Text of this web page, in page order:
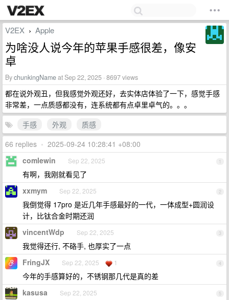
V2EX › Apple
为啥没人说今年的苹果手感很差，像安
卓
BychunkingNameat Sep 22, 2025 · 8697 views
都在说外观丑，但我感觉外观还好，去实体店体验了一下，感觉手感
非常差，一点质感都没有，连系统都有点卓里卓气的。。。
手感
外观
质感
66 replies • 2025-09-24 10:28:41 +08:00
1
comlewin Sep 22, 2025
有啊，我刚就看见了
2
xxmym Sep 22, 2025
我倒觉得 17pro 是近几年手感最好的一代，一体成型+圆润设
计，比钛合金时期还润
3
vincentWdp Sep 22, 2025
我觉得还行, 不硌手, 也厚实了一点
4
FringJX Sep 22, 2025 1
今年的手感算好的，不锈钢那几代是真的差
5
kasusa Sep 22, 2025